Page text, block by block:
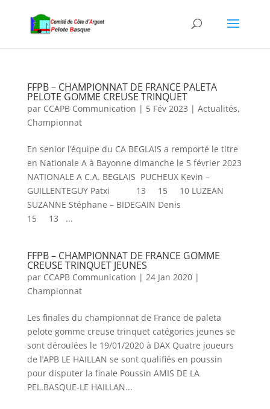
FFPB – CHAMPIONNAT DE FRANCE PALETA
PELOTE GOMME CREUSE TRINQUET
par CCAPB Communication | 5 Fév 2023 | Actualités,
Championnat
En senior l’équipe du CA BEGLAIS a remporté le titre
en Nationale A à Bayonne dimanche le 5 février 2023
NATIONALE A C.A. BEGLAIS PUCHEUX Kevin –
GUILLENTEGUY Patxi 13 15 10 LUZEAN
SUZANNE Stéphane – BIDEGAIN Denis
15 13 ...
FFPB – CHAMPIONNAT DE FRANCE GOMME
CREUSE TRINQUET JEUNES
par CCAPB Communication | 24 Jan 2020|
Championnat
Les finales du championnat de France de paleta
pelote gomme creuse trinquet catégories jeunes se
sont déroulées le 19/01/2020 à DAX Quatre joueurs
de l’APB LE HAILLAN se sont qualifiés en poussin
pour disputer la finale Poussin AMIS DE LA
PEL.BASQUE-LE HAILLAN...